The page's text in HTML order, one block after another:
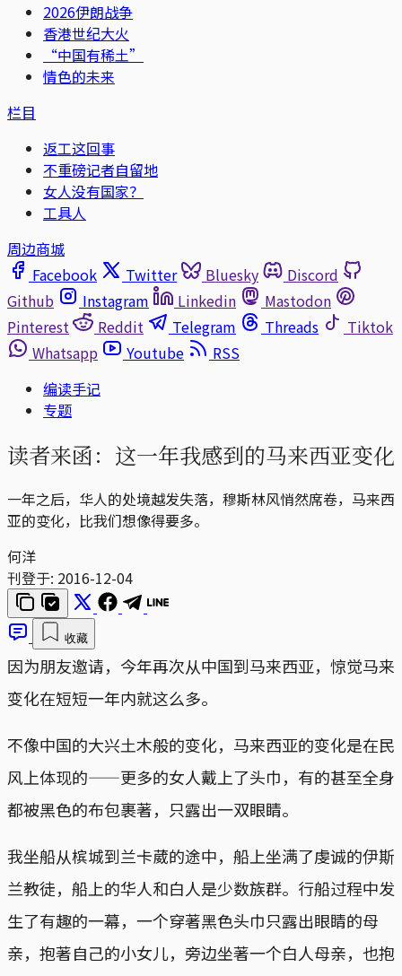
2026伊朗战争
香港世纪大火
“中国有稀土”
情色的未来
栏目
返工这回事
不重磅记者自留地
女人没有国家？
工具人
周边商城
Facebook
Twitter Bluesky
Discord
Github
Instagram Linkedin
Mastodon
Pinterest
Reddit Telegram Threads
Tiktok
Whatsapp
Youtube
RSS
编读手记
专题
读者来函：这一年我感到的马来西亚变化
一年之后，华人的处境越发失落，穆斯林风悄然席卷，马来西
亚的变化，比我们想像得要多。
何洋
刊登于: 2016-12-04
收藏
因为朋友邀请，今年再次从中国到马来西亚，惊觉马来
变化在短短一年内就这么多。
不像中国的大兴土木般的变化，马来西亚的变化是在民
风上体现的——更多的女人戴上了头巾，有的甚至全身
都被黑色的布包裹著，只露出一双眼睛。
我坐船从槟城到兰卡葳的途中，船上坐满了虔诚的伊斯
兰教徒，船上的华人和白人是少数族群。行船过程中发
生了有趣的一幕，一个穿著黑色头巾只露出眼睛的母
亲，抱著自己的小女儿，旁边坐著一个白人母亲，也抱